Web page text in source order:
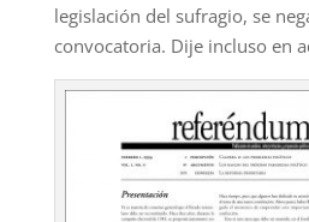
legislación del sufragio, se
convocatoria. Dije incluso en